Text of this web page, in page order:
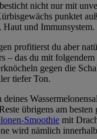
nicht nur mit
punktet
und Immunsystem.
profitierst du aber
– das du mit
gegen die
tiefer Ton.
übrigens am besten
Smoothie mit
wird nämlich